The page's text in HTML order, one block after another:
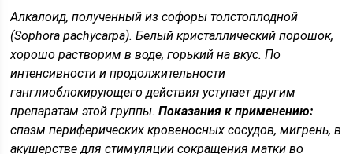
Алкалоид, полученный из софоры толстоплодной
(Sophora pachycarpa). Белый кристаллический порошок,
хорошо растворим в воде, горький на вкус. По
интенсивности и продолжительности
ганглиоблокирующего действия уступает другим
препаратам этой группы.Показания к применению:
спазм периферических кровеносных сосудов, мигрень, в
акушерстве для стимуляции сокращения матки во